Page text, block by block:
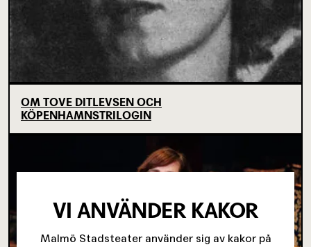
OM TOVE DITLEVSEN OCH
KÖPENHAMNSTRILOGIN
VI ANVÄNDER KAKOR
Malmö Stadsteater använder sig av kakor på